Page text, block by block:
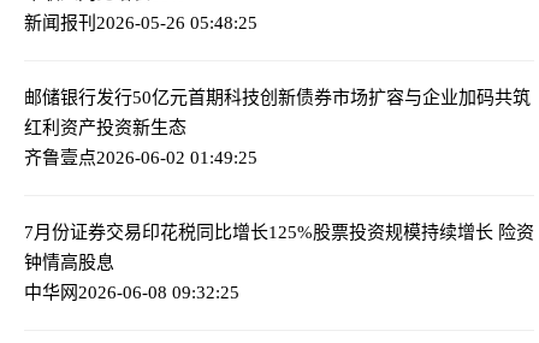
新闻报刊 2026-05-26 05:48:25
邮储银行发行50亿元首期科技创新债券市场扩容与企业加码共筑
红利资产投资新生态
齐鲁壹点2026-06-02 01:49:25
7月份证券交易印花税同比增长125%股票投资规模持续增长 险资
钟情高股息
中华网2026-06-08 09:32:25